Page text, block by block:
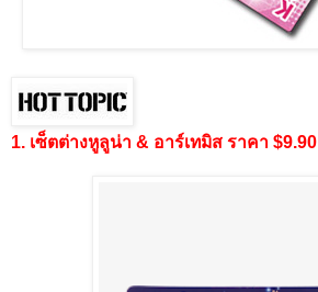
1. เซ็ตต่างหูลูน่า & อาร์เทมิส ราคา $9.90